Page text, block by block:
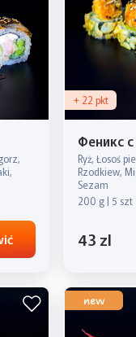
+ 22 pkt
Феникс
Ryż, Łosoś
Rzodkiew,
Sezam
200 g | 5 szt
43 zl
new